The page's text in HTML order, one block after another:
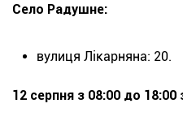
Село Радушне:
вулиця Лікарняна: 20.
12 серпня з 08:00 до